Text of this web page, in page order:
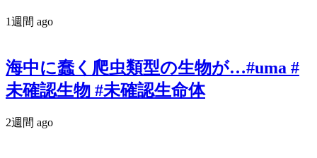
1週間 ago
海中に蠢く爬虫類型の生物が…#uma #
未確認生物 #未確認生命体
2週間 ago